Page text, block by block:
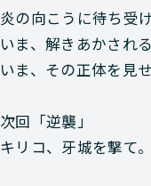
炎の向こうに待ち受
いま、解きあかされ
いま、その正体を見
次回「逆襲」
キリコ、牙城を撃て